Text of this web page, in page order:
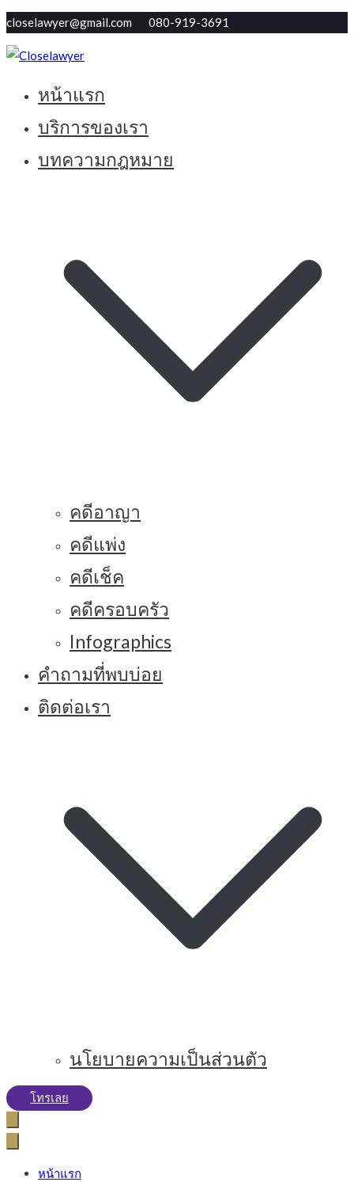
Skip
to
content
closelawyer@gmail.com 080-919-3691
Closelawyer
ทนายใกล้ตัว รับปรึกษากฏหมายฟรี
หน้าแรก
บริการของเรา
บทความกฎหมาย
คดีอาญา
คดีแพ่ง
คดีเช็ค
คดีครอบครัว
Infographics
คำถามที่พบบ่อย
ติดต่อเรา
นโยบายความเป็นส่วนตัว
โทรเลย
หน้าแรก